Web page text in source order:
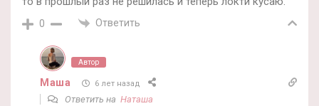
0 Ответить
Автор
Маша 6 лет назад
Ответить на Наташа